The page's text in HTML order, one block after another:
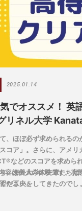
2025.01.14
でオススメ！ 英
ネル大学
、ほぼ必ず求められる
コア」。さらに、アメリ
などのスコアを求めら
。海外大学の先輩たちは
や工夫をしてきたのでし
容は個人の体験です。実
ださい。